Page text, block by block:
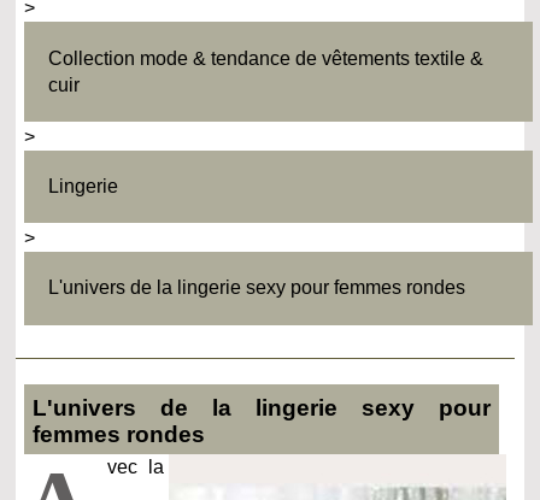
>
Collection mode & tendance de vêtements textile &
cuir
>
Lingerie
>
L'univers de la lingerie sexy pour femmes rondes
L'univers de la lingerie sexy pour
femmes rondes
vec la